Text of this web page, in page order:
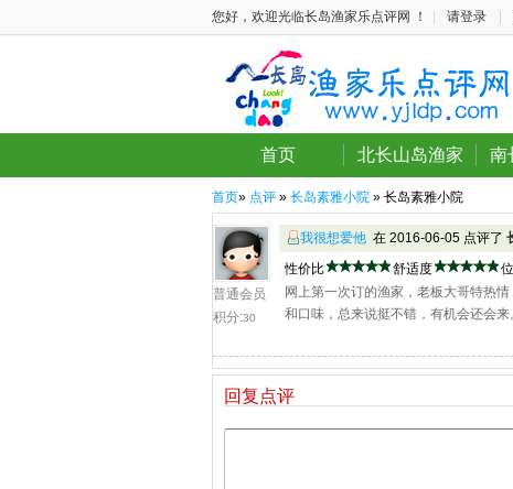
您好，欢迎光临长岛渔家乐点评网 ！ 请登录
首页 北长山岛渔家 南
首页» 点评 » 长岛素雅小院 » 长岛素雅小院
普通会员
积分:30
我很想爱他 在 2016-06-05 点评了
性价比
舒适度
网上第一次订的渔家，老板大哥特热
和口味，总来说挺不错，有机会还会来
回复点评